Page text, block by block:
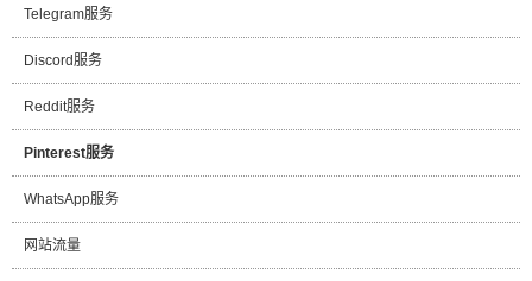
Telegram服务
Discord服务
Reddit服务
Pinterest服务
WhatsApp服务
网站流量